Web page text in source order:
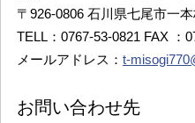
〒926-0806 石川県七尾市一
TELL：0767-53-0821 FAX ：
メールアドレス： t-
お問い合わせ先